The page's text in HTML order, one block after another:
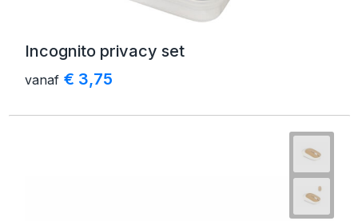
Incognito privacy set
vanaf € 3,75